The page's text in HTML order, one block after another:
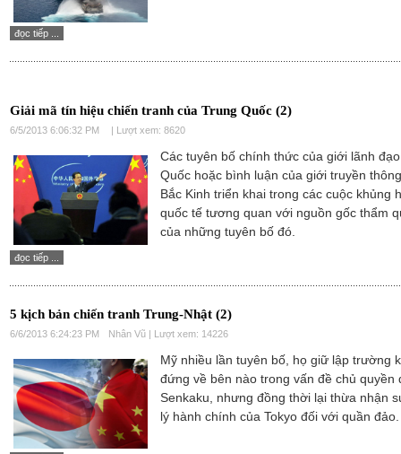
đọc tiếp ...
Giải mã tín hiệu chiến tranh của Trung Quốc (2)
6/5/2013 6:06:32 PM | Lượt xem: 8620
Các tuyên bố chính thức của giới lãnh
Quốc hoặc bình luận của giới truyền
Bắc Kinh triển khai trong các cuộc khủng
quốc tế tương quan với nguồn gốc thẩm
của những tuyên bố đó.
đọc tiếp ...
5 kịch bản chiến tranh Trung-Nhật (2)
6/6/2013 6:24:23 PM Nhân Vũ | Lượt xem: 14226
Mỹ nhiều lần tuyên bố, họ giữ lập trường
đứng về bên nào trong vấn đề chủ quyền
Senkaku, nhưng đồng thời lại thừa nhận
lý hành chính của Tokyo đối với quần đảo.